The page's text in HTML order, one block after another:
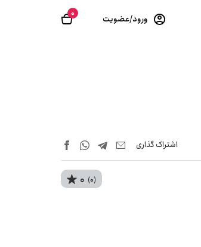
0 ورود/عضویت
اشتراک‌ گذاری
0 (0)